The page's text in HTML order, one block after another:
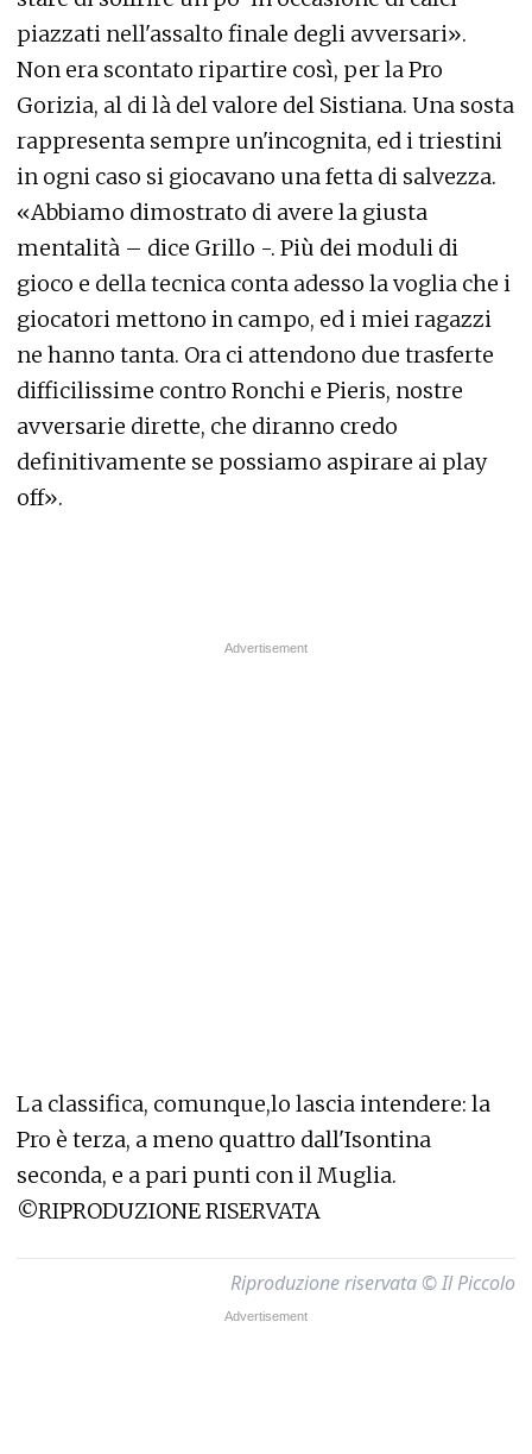
piazzati nell'assalto finale degli avversari».
Non era scontato ripartire così, per la Pro
Gorizia, al di là del valore del Sistiana. Una sosta
rappresenta sempre un'incognita, ed i triestini
in ogni caso si giocavano una fetta di salvezza.
«Abbiamo dimostrato di avere la giusta
mentalità – dice Grillo -. Più dei moduli di
gioco e della tecnica conta adesso la voglia che i
giocatori mettono in campo, ed i miei ragazzi
ne hanno tanta. Ora ci attendono due trasferte
difficilissime contro Ronchi e Pieris, nostre
avversarie dirette, che diranno credo
definitivamente se possiamo aspirare ai play
off».
La classifica, comunque,lo lascia intendere: la
Pro è terza, a meno quattro dall'Isontina
seconda, e a pari punti con il Muglia.
©RIPRODUZIONE RISERVATA
Riproduzione riservata © Il Piccolo